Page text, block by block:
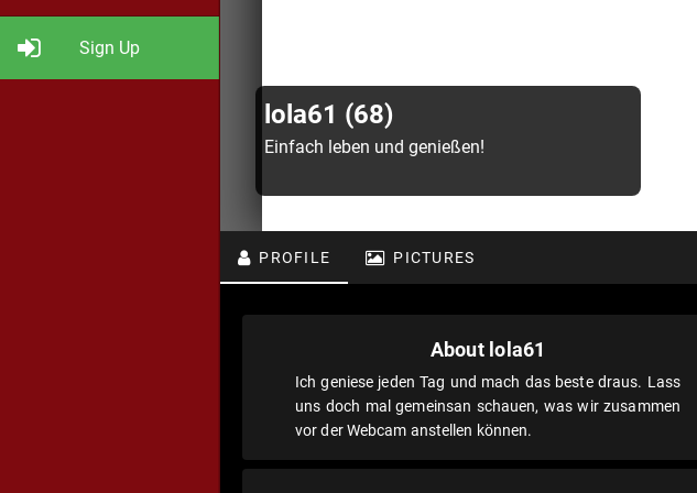
Sign Up
lola61 (68)
Einfach leben und genießen!
PROFILE PICTURES
About lola61
Ich geniese jeden Tag und mach das beste draus. Lass
uns doch mal gemeinsan schauen, was wir zusammen
vor der Webcam anstellen können.